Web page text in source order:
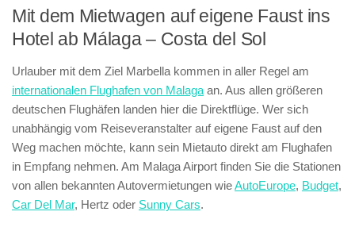
Mit dem Mietwagen auf eigene Faust ins
Hotel ab Málaga – Costa del Sol
Urlauber mit dem Ziel Marbella kommen in aller Regel am
internationalen Flughafen von Malaga an. Aus allen größeren
deutschen Flughäfen landen hier die Direktflüge. Wer sich
unabhängig vom Reiseveranstalter auf eigene Faust auf den
Weg machen möchte, kann sein Mietauto direkt am Flughafen
in Empfang nehmen. Am Malaga Airport finden Sie die Stationen
von allen bekannten Autovermietungen wieAutoEurope, Budget,
Car Del Mar, Hertz oder Sunny Cars.